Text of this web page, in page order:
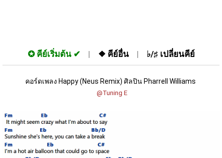
✪ คีย์เริ่มต้น ❖ คีย์อื่น ♭/♯ เปลี่ยนคีย์
คอร์ดเพลง Happy (Neus Remix) ศิลปิน Pharrell Williams
@Tuning E